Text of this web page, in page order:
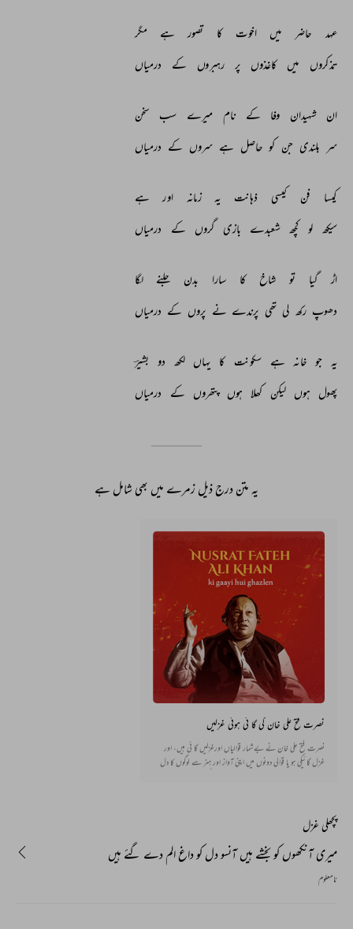
عہد حاضر میں اخوت کا تصور ہے
مگر
تذکروں
میں کاغذوں پر رہبروں کے درمیاں
ان شہیدان وفا کے نام میرے سب
سخن
سر بلندی جن کو حاصل ہے سروں کے درمیاں
کیسا فن کیسی ذہانت یہ زمانہ اور
ہے
سیکھ لو کچھ شعبدے بازی گروں کے درمیاں
اڑ گیا تو شاخ کا سارا بدن جلنے
لگا
دھوپ رکھ لی تھی پرندے نے پروں کے درمیاں
یہ جو خانہ ہے سکونت کا یہاں لکھ دو بشیرؔ
پھول ہوں لیکن کھلا ہوں پتھروں کے درمیاں
یہ متن درج ذیل زمرے میں بھی شامل ہے
نصرت فتح علی خان کی گا ئی ہوئی غزلیں
نصرت فتح علی خان نے بےشمار قوالیاں اورغزلیں گا ئی ہیں، اور
غزل گائیکی ہو یا قوالی دونوں میں اپنی آواز اور ہنر سے لوگوں کا دل
پچھلی غزل
میری آنکھوں کو بخشے ہیں آنسو دل کو داغ الم دے گئے ہیں
نامعلوم